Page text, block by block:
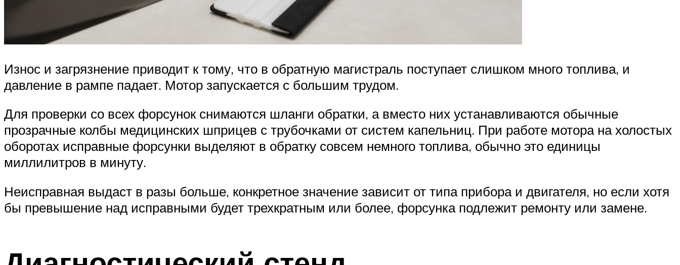
Износ и загрязнение приводит к тому, что в обратную магистраль поступает слишком много топлива, и
давление в рампе падает. Мотор запускается с большим трудом.
Для проверки со всех форсунок снимаются шланги обратки, а вместо них устанавливаются обычные
прозрачные колбы медицинских шприцев с трубочками от систем капельниц. При работе мотора на холостых
оборотах исправные форсунки выделяют в обратку совсем немного топлива, обычно это единицы
миллилитров в минуту.
Неисправная выдаст в разы больше, конкретное значение зависит от типа прибора и двигателя, но если хотя
бы превышение над исправными будет трехкратным или более, форсунка подлежит ремонту или замене.